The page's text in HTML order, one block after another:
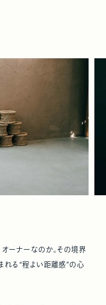
オーナーなのか。その境界
れる“程よい距離感”の心